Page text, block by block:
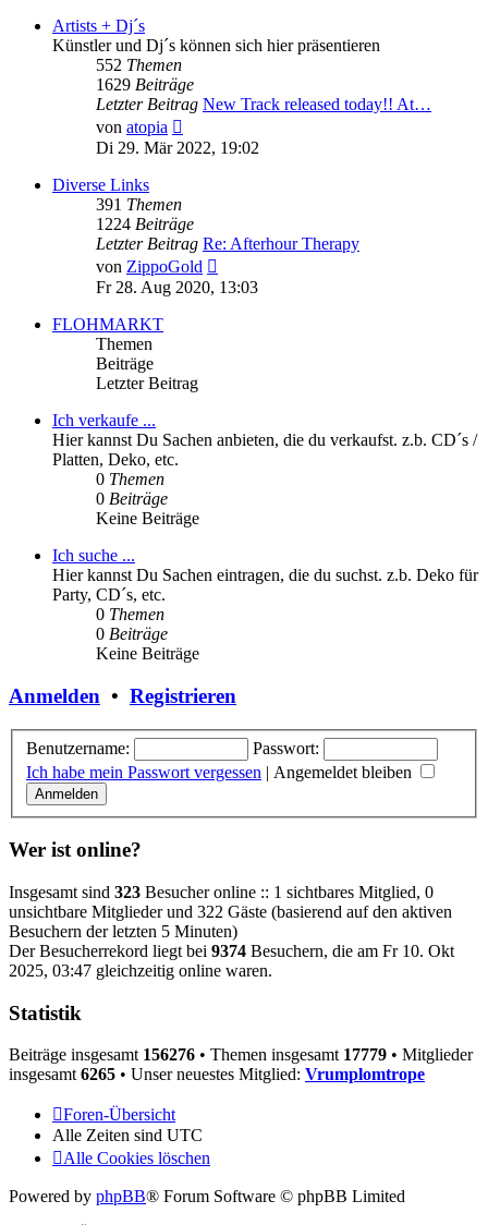
Artists + Dj´s
Künstler und Dj´s können sich hier präsentieren
552 Themen
1629 Beiträge
Letzter Beitrag New Track released today!! At…
von atopia
Beitrag
Di 29. Mär 2022, 19:02
Diverse Links
391 Themen
1224 Beiträge
Letzter Beitrag Re: Afterhour Therapy
von ZippoGold
Beitrag
Fr 28. Aug 2020, 13:03
FLOHMARKT
Themen
Beiträge
Letzter Beitrag
Ich verkaufe ...
Hier kannst Du Sachen anbieten, die du verkaufst. z.b. CD´s /
Platten, Deko, etc.
0 Themen
0 Beiträge
Keine Beiträge
Ich suche ...
Hier kannst Du Sachen eintragen, die du suchst. z.b. Deko für
Party, CD´s, etc.
0 Themen
0 Beiträge
Keine Beiträge
Anmelden • Registrieren
Benutzername:
Passwort:
Ich habe mein Passwort vergessen | Angemeldet bleiben
Wer ist online?
Insgesamt sind 323 Besucher online :: 1 sichtbares Mitglied, 0
unsichtbare Mitglieder und 322 Gäste (basierend auf den aktiven
Besuchern der letzten 5 Minuten)
Der Besucherrekord liegt bei 9374 Besuchern, die am Fr 10. Okt
2025, 03:47 gleichzeitig online waren.
Statistik
Beiträge insgesamt 156276 • Themen insgesamt 17779 • Mitglieder
insgesamt 6265 • Unser neuestes Mitglied: Vrumplomtrope
Foren-Übersicht
Alle Zeiten sind UTC
Alle Cookies löschen
Powered by phpBB® Forum Software © phpBB Limited